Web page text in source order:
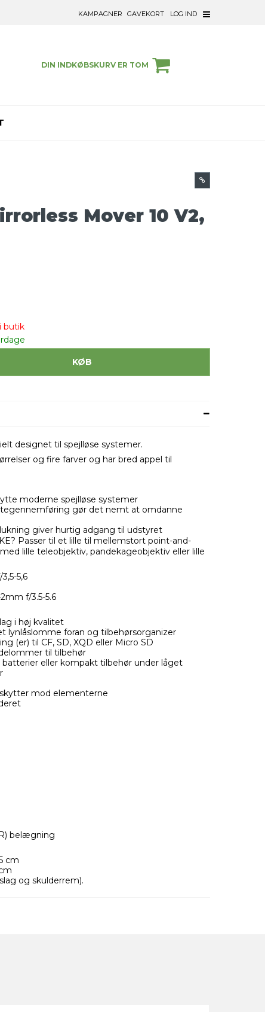
KAMPAGNER GAVEKORT LOG IND
DIN INDKØBSKURV ER TOM
Mover 10 V2,
butik
KØB
designet til spejlløse systemer.
og fire farver og har bred appel til
moderne spejlløse systemer
gør det nemt at omdanne
giver hurtig adgang til udstyret
Passer til et lille til mellemstort point-and-
lille teleobjektiv, pandekageobjektiv eller lille
5,6
f/3.5-5.6
i høj kvalitet
lynlåslomme foran og tilbehørsorganizer
(er) til CF, SD, XQD eller Micro SD
til tilbehør
eller kompakt tilbehør under låget
mod elementerne
belægning
cm
og skulderrem).